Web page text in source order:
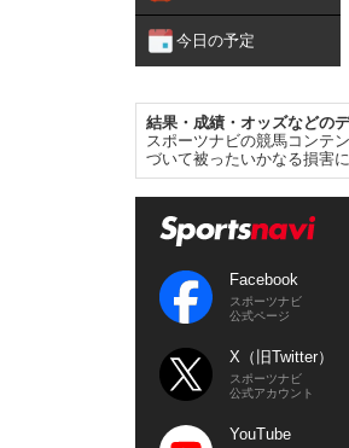
今日の予定
結果・成績・オッズなどの
スポーツナビの競馬コンテ
づいて被ったいかなる損害
Facebook
スポーツナビ
公式ページ
X（旧Twitter）
スポーツナビ
公式アカウント
YouTube